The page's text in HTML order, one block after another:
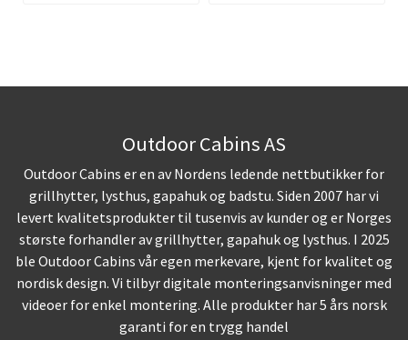
Outdoor Cabins AS
Outdoor Cabins er en av Nordens ledende nettbutikker for
grillhytter, lysthus, gapahuk og badstu. Siden 2007 har vi
levert kvalitetsprodukter til tusenvis av kunder og er Norges
største forhandler av grillhytter, gapahuk og lysthus. I 2025
ble Outdoor Cabins vår egen merkevare, kjent for kvalitet og
nordisk design. Vi tilbyr digitale monteringsanvisninger med
videoer for enkel montering. Alle produkter har 5 års norsk
garanti for en trygg handel